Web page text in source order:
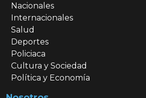
Nacionales
Internacionales
Salud
Deportes
Policiaca
Cultura y Sociedad
Política y Economía